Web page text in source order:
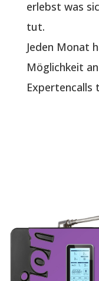
erlebst was
tut.
Jeden Monat
Möglichkeit
Expertencalls